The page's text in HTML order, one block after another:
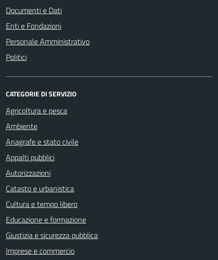
Documenti e Dati
Enti e Fondazioni
Personale Amministrativo
Politici
CATEGORIE DI SERVIZIO
Agricoltura e pesca
Ambiente
Anagrafe e stato civile
Appalti pubblici
Autorizzazioni
Catasto e urbanistica
Cultura e tempo libero
Educazione e formazione
Giustizia e sicurezza pubblica
Imprese e commercio